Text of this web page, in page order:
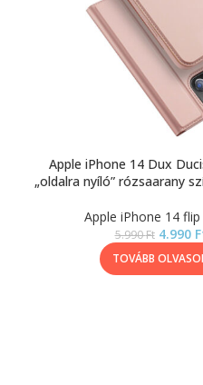
Apple iPhone 14 Dux
„oldalra nyíló” rózsaarany
Apple iPhone 14
5.990Ft 4.990
TOVÁBB